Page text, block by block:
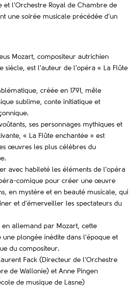
et l’Orchestre Royal de Chambre de
une soirée musicale précédée d’un
Mozart, compositeur autrichien
siècle, est l’auteur de l’opéra « La Flûte
créée en 1791, mêle
sublime, conte initiatique et
ses personnages mythiques et
« La Flûte enchantée » est
œuvres les plus célèbres du
avec habileté les éléments de l’opéra
comique pour créer une œuvre
en mystère et en beauté musicale, qui
et d’émerveiller les spectateurs du
en allemand par Mozart, cette
plongée inédite dans l’époque et
du compositeur.
Fack (Directeur de l’Orchestre
de Wallonie) et Anne Pingen
de musique de Lasne)